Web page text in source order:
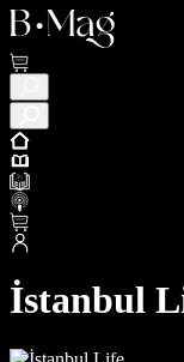
İstanbul